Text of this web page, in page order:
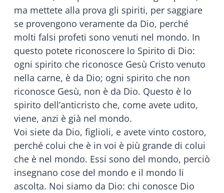
ma mettete alla prova gli spiriti, per saggiare
se provengono veramente da Dio, perché
molti falsi profeti sono venuti nel mondo. In
questo potete riconoscere lo Spirito di Dio:
ogni spirito che riconosce Gesù Cristo venuto
nella carne, è da Dio; ogni spirito che non
riconosce Gesù, non è da Dio. Questo è lo
spirito dell’anticristo che, come avete udito,
viene, anzi è già nel mondo.
Voi siete da Dio, figlioli, e avete vinto costoro,
perché colui che è in voi è più grande di colui
che è nel mondo. Essi sono del mondo, perciò
insegnano cose del mondo e il mondo li
ascolta. Noi siamo da Dio: chi conosce Dio